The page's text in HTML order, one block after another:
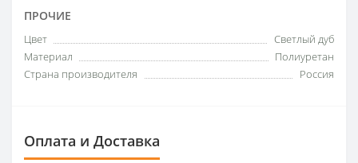
ПРОЧИЕ
Цвет
Светлый дуб
Материал
Полиуретан
Страна производителя
Россия
Оплата и Доставка